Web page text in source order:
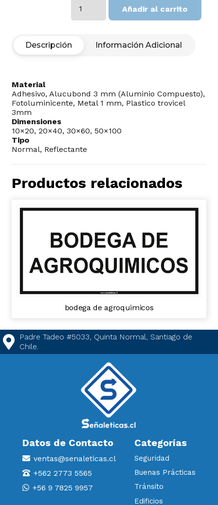
compost
Añadir al carrito
Descripción Información Adicional
Material
Adhesivo, Alucubond 3 mm (Aluminio Compuesto),
Fotoluminicente, Metal 1 mm, Plastico trovicel
3mm
Dimensiones
10×20, 20×40, 30×60, 50×100
Tipo
Normal, Reflectante
Productos relacionados
bodega de agroquimicos
Padre Tadeo #5033, Quinta Normal, Santiago de
Chile.
Datos de Contacto
ventas@senaleticas.cl
+562 2773 5565
+56 9 7825 9957
Categorías
Seguridad
Buenas Prácticas
Tránsito
Edificios